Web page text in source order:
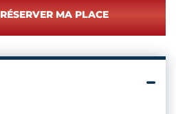
RÉSERVER MA PLACE